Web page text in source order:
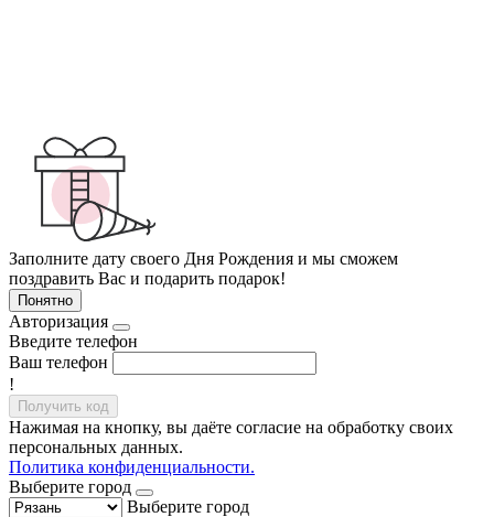
Заполните дату своего Дня Рождения и мы сможем
поздравить Вас и подарить подарок!
Понятно
Авторизация
Введите телефон
Ваш телефон
!
Получить код
Нажимая на кнопку, вы даёте согласие на обработку своих
персональных данных.
Политика конфиденциальности.
Выберите город
Выберите город